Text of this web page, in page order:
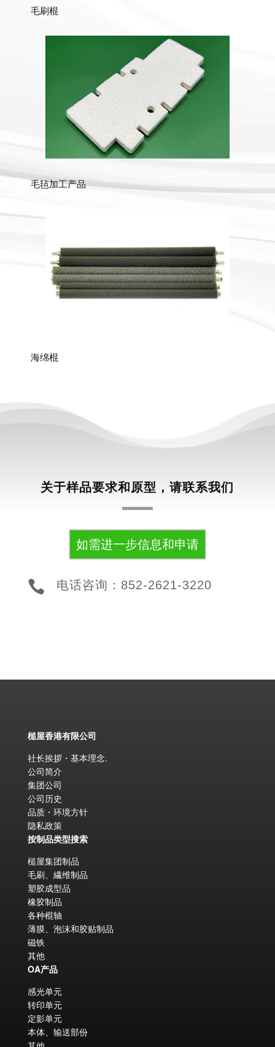
毛刷棍
毛毡加工产品
海绵棍
关于样品要求和原型，请联系我们
如需进一步信息和申请
 电话咨询：852-2621-3220
槌屋香港有限公司
社长挨拶・基本理念.
公司简介
集团公司
公司历史
品质・环境方针
隐私政策
按制品类型搜索
槌屋集团制品
毛刷、繊维制品
塑胶成型品
橡胶制品
各种棍轴
薄膜、泡沫和胶贴制品
磁铁
其他
OA产品
感光单元
转印单元
定影单元
本体、输送部份